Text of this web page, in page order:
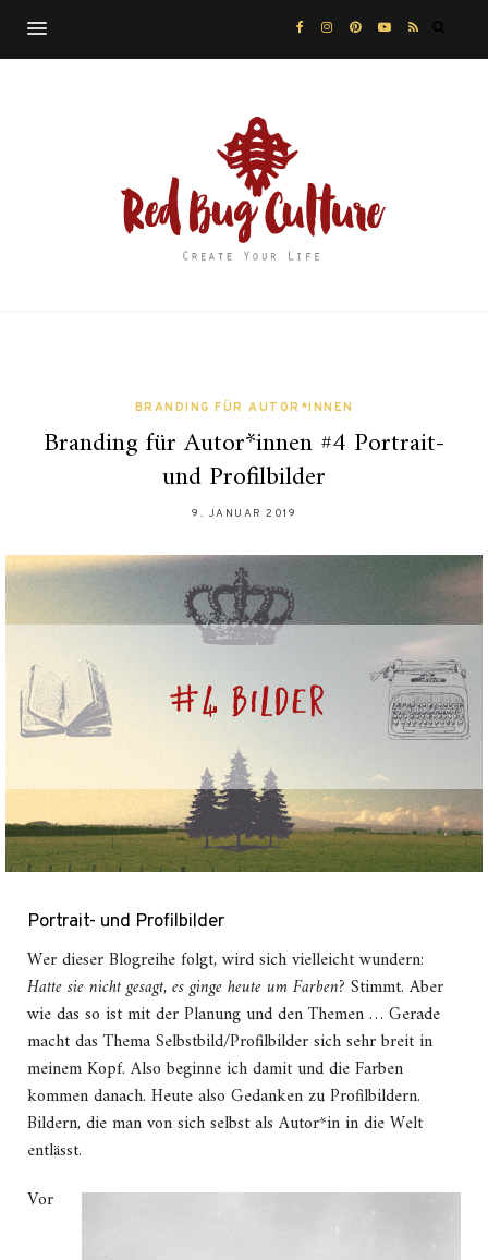
BRANDING FÜR AUTOR*INNEN
Branding für Autor*innen #4 Portrait-
und Profilbilder
9. JANUAR 2019
Portrait- und Profilbilder
Wer dieser Blogreihe folgt, wird sich vielleicht wundern:
Hatte sie nicht gesagt, es ginge heute um Farben? Stimmt. Aber
wie das so ist mit der Planung und den Themen … Gerade
macht das Thema Selbstbild/Profilbilder sich sehr breit in
meinem Kopf. Also beginne ich damit und die Farben
kommen danach. Heute also Gedanken zu Profilbildern.
Bildern, die man von sich selbst als Autor*in in die Welt
entlässt.
Vor